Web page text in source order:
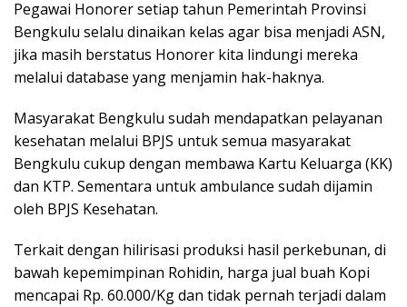
Pegawai Honorer setiap tahun Pemerintah Provinsi
Bengkulu selalu dinaikan kelas agar bisa menjadi ASN,
jika masih berstatus Honorer kita lindungi mereka
melalui database yang menjamin hak-haknya.
Masyarakat Bengkulu sudah mendapatkan pelayanan
kesehatan melalui BPJS untuk semua masyarakat
Bengkulu cukup dengan membawa Kartu Keluarga (KK)
dan KTP. Sementara untuk ambulance sudah dijamin
oleh BPJS Kesehatan.
Terkait dengan hilirisasi produksi hasil perkebunan, di
bawah kepemimpinan Rohidin, harga jual buah Kopi
mencapai Rp. 60.000/Kg dan tidak pernah terjadi dalam